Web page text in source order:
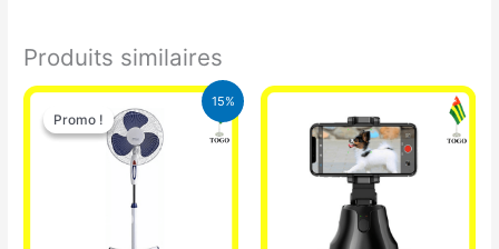
Produits similaires
15%
Promo !
Promo !
Le
prix
initial
était :
10.000 CFA.
Le